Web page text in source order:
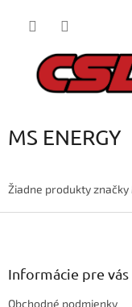
MS ENERGY
Žiadne produkty značky
Z
Informácie pre vás
Obchodné podmienky